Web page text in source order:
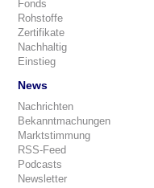
Fonds
Rohstoffe
Zertifikate
Nachhaltig
Einstieg
News
Nachrichten
Bekanntmachungen
Marktstimmung
RSS-Feed
Podcasts
Newsletter